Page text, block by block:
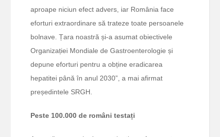
aproape niciun efect advers, iar România face
eforturi extraordinare să trateze toate persoanele
bolnave. Țara noastră și-a asumat obiectivele
Organizației Mondiale de Gastroenterologie și
depune eforturi pentru a obține eradicarea
hepatitei până în anul 2030”, a mai afirmat
președintele SRGH.
Peste 100.000 de români testați